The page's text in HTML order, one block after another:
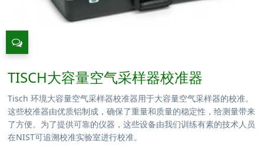
TISCH大容量空气采样器校准器
Tisch 环境大容量空气采样器校准器用于大容量空气采样器的校准。
这些校准器由优质铝制成，确保了重量和质量的稳定性，给测量带来
了方便。为了提供可靠的仪器，这些设备由我们训练有素的技术人员
在NIST可追溯校准实验室进行校准。